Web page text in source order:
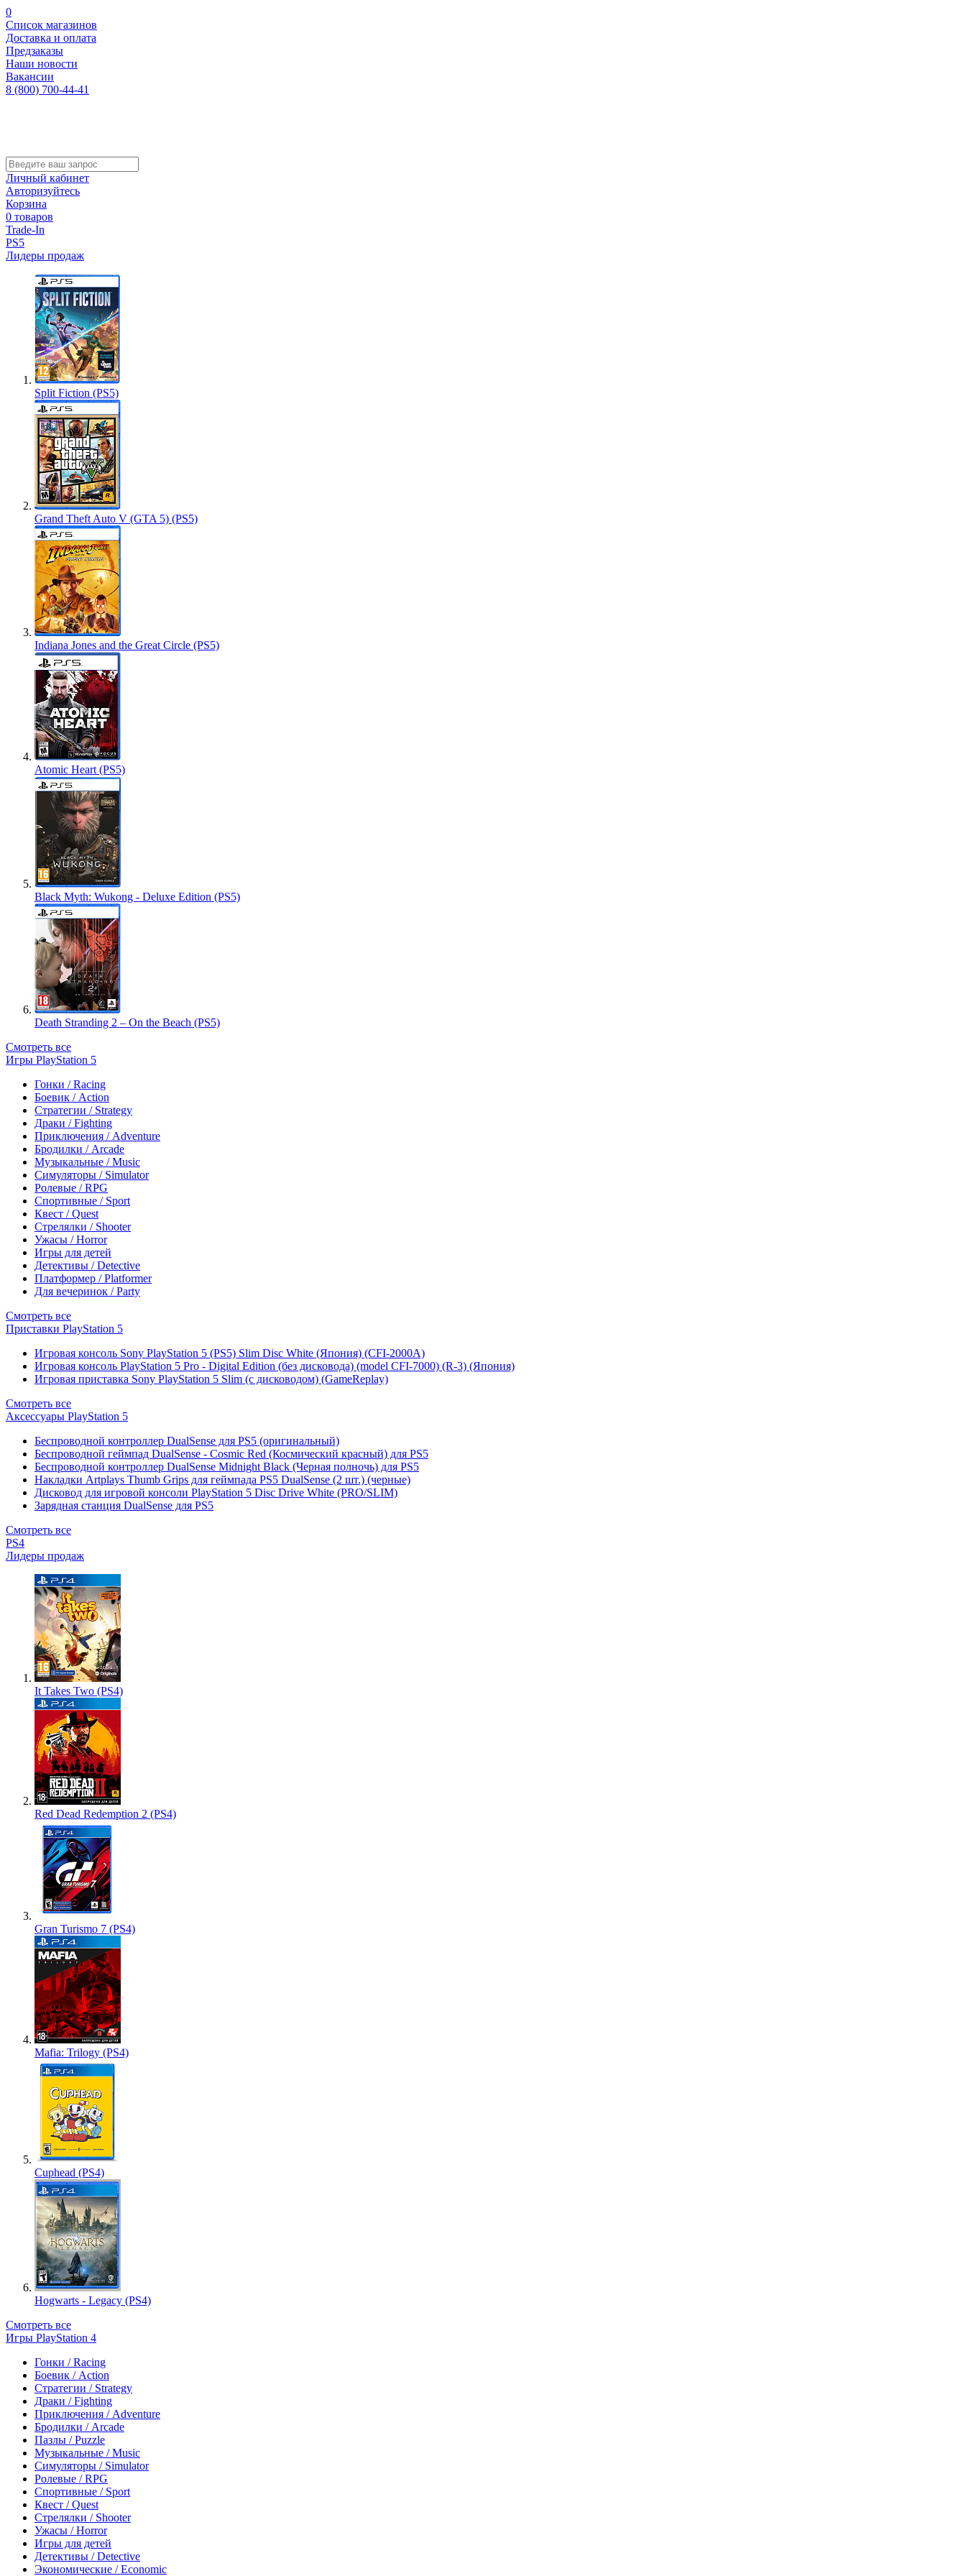
0
Список магазинов
Доставка и оплата
Предзаказы
Наши новости
Вакансии
8 (800) 700-44-41
Личный кабинет
Авторизуйтесь
Корзина
0 товаров
Trade-In
PS5
Лидеры продаж
Split Fiction (PS5)
Grand Theft Auto V (GTA 5) (PS5)
Indiana Jones and the Great Circle (PS5)
Atomic Heart (PS5)
Black Myth: Wukong - Deluxe Edition (PS5)
Death Stranding 2 – On the Beach (PS5)
Смотреть все
Игры PlayStation 5
Гонки / Racing
Боевик / Action
Стратегии / Strategy
Драки / Fighting
Приключения / Adventure
Бродилки / Arcade
Музыкальные / Music
Симуляторы / Simulator
Ролевые / RPG
Спортивные / Sport
Квест / Quest
Стрелялки / Shooter
Ужасы / Horror
Игры для детей
Детективы / Detective
Платформер / Platformer
Для вечеринок / Party
Смотреть все
Приставки PlayStation 5
Игровая консоль Sony PlayStation 5 (PS5) Slim Disc White (Япония) (CFI-2000A)
Игровая консоль PlayStation 5 Pro - Digital Edition (без дисковода) (model CFI-7000) (R-3) (Япония)
Игровая приставка Sony PlayStation 5 Slim (с дисководом) (GameReplay)
Смотреть все
Аксессуары PlayStation 5
Беспроводной контроллер DualSense для PS5 (оригинальный)
Беспроводной геймпад DualSense - Cosmic Red (Космический красный) для PS5
Беспроводной контроллер DualSense Midnight Black (Черная полночь) для PS5
Накладки Artplays Thumb Grips для геймпада PS5 DualSense (2 шт.) (черные)
Дисковод для игровой консоли PlayStation 5 Disc Drive White (PRO/SLIM)
Зарядная станция DualSense для PS5
Смотреть все
PS4
Лидеры продаж
It Takes Two (PS4)
Red Dead Redemption 2 (PS4)
Gran Turismo 7 (PS4)
Mafia: Trilogy (PS4)
Cuphead (PS4)
Hogwarts - Legacy (PS4)
Смотреть все
Игры PlayStation 4
Гонки / Racing
Боевик / Action
Стратегии / Strategy
Драки / Fighting
Приключения / Adventure
Бродилки / Arcade
Пазлы / Puzzle
Музыкальные / Music
Симуляторы / Simulator
Ролевые / RPG
Спортивные / Sport
Квест / Quest
Стрелялки / Shooter
Ужасы / Horror
Игры для детей
Детективы / Detective
Экономические / Economic